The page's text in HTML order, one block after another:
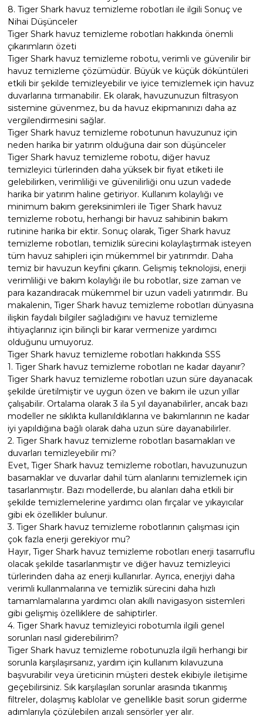
8. Tiger Shark havuz temizleme robotları ile ilgili Sonuç ve
Nihai Düşünceler
Tiger Shark havuz temizleme robotları hakkında önemli
çıkarımların özeti
Tiger Shark havuz temizleme robotu, verimli ve güvenilir bir
havuz temizleme çözümüdür. Büyük ve küçük döküntüleri
etkili bir şekilde temizleyebilir ve iyice temizlemek için havuz
duvarlarına tırmanabilir. Ek olarak, havuzunuzun filtrasyon
sistemine güvenmez, bu da havuz ekipmanınızı daha az
vergilendirmesini sağlar.
Tiger Shark havuz temizleme robotunun havuzunuz için
neden harika bir yatırım olduğuna dair son düşünceler
Tiger Shark havuz temizleme robotu, diğer havuz
temizleyici türlerinden daha yüksek bir fiyat etiketi ile
gelebilirken, verimliliği ve güvenilirliği onu uzun vadede
harika bir yatırım haline getiriyor. Kullanım kolaylığı ve
minimum bakım gereksinimleri ile Tiger Shark havuz
temizleme robotu, herhangi bir havuz sahibinin bakım
rutinine harika bir ektir. Sonuç olarak, Tiger Shark havuz
temizleme robotları, temizlik sürecini kolaylaştırmak isteyen
tüm havuz sahipleri için mükemmel bir yatırımdır. Daha
temiz bir havuzun keyfini çıkarın. Gelişmiş teknolojisi, enerji
verimliliği ve bakım kolaylığı ile bu robotlar, size zaman ve
para kazandıracak mükemmel bir uzun vadeli yatırımdır. Bu
makalenin, Tiger Shark havuz temizleme robotları dünyasına
ilişkin faydalı bilgiler sağladığını ve havuz temizleme
ihtiyaçlarınız için bilinçli bir karar vermenize yardımcı
olduğunu umuyoruz.
Tiger Shark havuz temizleme robotları hakkında SSS
1. Tiger Shark havuz temizleme robotları ne kadar dayanır?
Tiger Shark havuz temizleme robotları uzun süre dayanacak
şekilde üretilmiştir ve uygun özen ve bakım ile uzun yıllar
çalışabilir. Ortalama olarak 3 ila 5 yıl dayanabilirler, ancak bazı
modeller ne sıklıkta kullanıldıklarına ve bakımlarının ne kadar
iyi yapıldığına bağlı olarak daha uzun süre dayanabilirler.
2. Tiger Shark havuz temizleme robotları basamakları ve
duvarları temizleyebilir mi?
Evet, Tiger Shark havuz temizleme robotları, havuzunuzun
basamaklar ve duvarlar dahil tüm alanlarını temizlemek için
tasarlanmıştır. Bazı modellerde, bu alanları daha etkili bir
şekilde temizlemelerine yardımcı olan fırçalar ve yıkayıcılar
gibi ek özellikler bulunur.
3. Tiger Shark havuz temizleme robotlarının çalışması için
çok fazla enerji gerekiyor mu?
Hayır, Tiger Shark havuz temizleme robotları enerji tasarruflu
olacak şekilde tasarlanmıştır ve diğer havuz temizleyici
türlerinden daha az enerji kullanırlar. Ayrıca, enerjiyi daha
verimli kullanmalarına ve temizlik sürecini daha hızlı
tamamlamalarına yardımcı olan akıllı navigasyon sistemleri
gibi gelişmiş özelliklere de sahiptirler.
4. Tiger Shark havuz temizleyici robotumla ilgili genel
sorunları nasıl giderebilirim?
Tiger Shark havuz temizleme robotunuzla ilgili herhangi bir
sorunla karşılaşırsanız, yardım için kullanım kılavuzuna
başvurabilir veya üreticinin müşteri destek ekibiyle iletişime
geçebilirsiniz. Sık karşılaşılan sorunlar arasında tıkanmış
filtreler, dolaşmış kablolar ve genellikle basit sorun giderme
adımlarıyla çözülebilen arızalı sensörler yer alır.